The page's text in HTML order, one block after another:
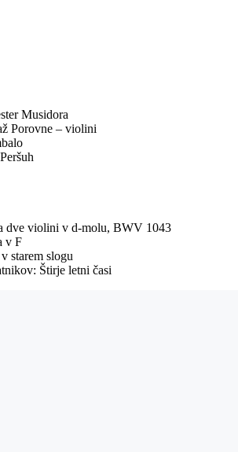
Musidora
Porovne – violini
dve violini v d-molu, BWV 1043
v F
starem slogu
Štirje letni časi